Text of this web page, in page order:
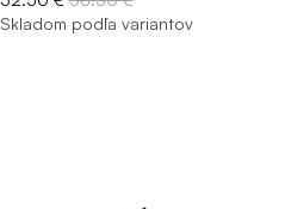
Skladom podľa variantov